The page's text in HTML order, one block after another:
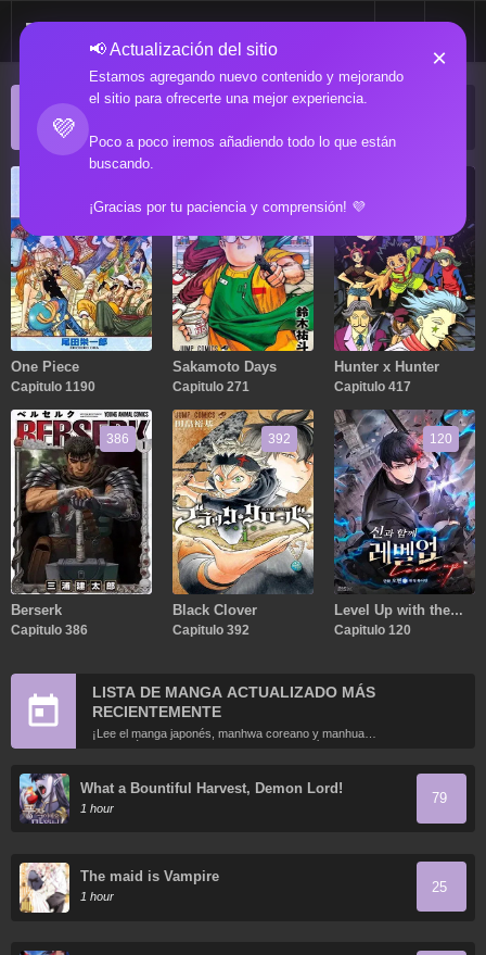
💜
📢 Actualización del sitio
Estamos agregando nuevo contenido y mejorando
el sitio para ofrecerte una mejor experiencia.
Poco a poco iremos añadiendo todo lo que están
buscando.
¡Gracias por tu paciencia y comprensión! 💜
×
ACTUALIZACIONES POPULARES
One Piece
Capitulo 1190
Sakamoto Days
Capitulo 271
Hunter x Hunter
Capitulo 417
386
Berserk
Capitulo 386
392
Black Clover
Capitulo 392
120
Level Up with the
Gods
Capitulo 120
LISTA DE MANGA ACTUALIZADO MÁS
RECIENTEMENTE
¡Lee el manga japonés, manhwa coreano y manhua
chino más recientemente actualizados en línea gratis!
What a Bountiful Harvest, Demon Lord!
1 hour
79
The maid is Vampire
1 hour
25